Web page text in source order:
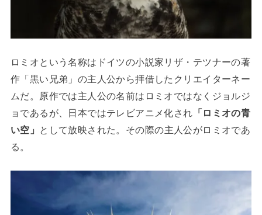
ロミオという名称はドイツの小説家リザ・テツナーの著
作「黒い兄弟」の主人公から拝借したクリエイターネー
ムだ。原作では主人公の名前はロミオではなくジョルジ
ョであるが、日本ではテレビアニメ化され 「ロミオの青
い空」
として放映された。その際の主人公がロミオであ
る。